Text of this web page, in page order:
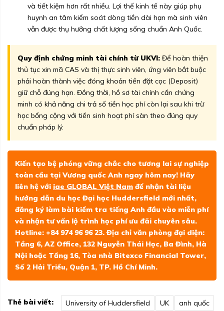
và tiết kiệm hơn rất nhiều. Lợi thế kinh tế này giúp phụ
huynh an tâm kiểm soát dòng tiền dài hạn mà sinh viên
vẫn được thụ hưởng chất lượng sống chuẩn Anh Quốc.
Quy định chứng minh tài chính từ UKVI: Để hoàn thiện
thủ tục xin mã CAS và thị thực sinh viên, ứng viên bắt buộc
phải hoàn thành việc đóng khoản tiền đặt cọc (Deposit)
giữ chỗ đúng hạn. Đồng thời, hồ sơ tài chính cần chứng
minh có khả năng chi trả số tiền học phí còn lại sau khi trừ
học bổng cộng với tiền sinh hoạt phí sàn theo đúng quy
chuẩn pháp lý.
Kiến tạo bệ phóng vững chắc cho tương lai sự nghiệp
toàn cầu tại Vương quốc Anh ngay hôm nay! Hãy
liên hệ với iae GLOBAL Việt Nam để nhận tài liệu
hướng dẫn du học Đại học Huddersfield mới nhất,
đăng ký làm bài kiểm tra tiếng Anh đầu vào miễn phí
và nhận tư vấn lộ trình học phí ưu đãi chuyên sâu.
Hotline: +84 974 96 96 23. Địa chỉ văn phòng đại diện:
Tầng 6, AZ Office, 132 Nguyễn Thái Học, Ba Đình, Hà
Nội hoặc Tầng 16, Tòa nhà Bitexco Financial Tower,
Số 2 Hải Triều, Quận 1, TP. Hồ Chí Minh.
Thẻ bài viết: University of Huddersfield UK
anh quốc